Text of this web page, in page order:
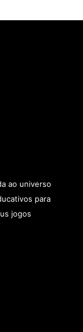
ao universo
para
jogos